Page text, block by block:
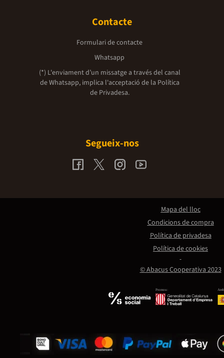
Contacte
Formulari de contacte
Whatsapp
(*) L'enviament d’un missatge a través del canal
de Whatsapp, implica l'acceptació de la Política
de Privadesa.
Segueix-nos
Promou:
© Abacus Cooperativa 2023
Mapa del lloc
Condicions de compra
Política de privadesa
Política de cookies